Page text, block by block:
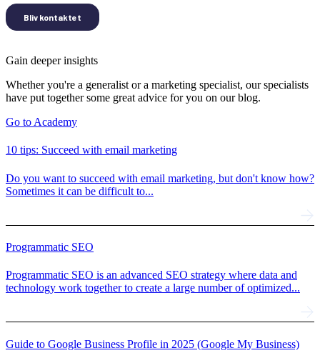
Gain deeper insights
Whether you're a generalist or a marketing specialist, our specialists
have put together some great advice for you on our blog.
Go to Academy
10 tips: Succeed with email marketing
Do you want to succeed with email marketing, but don't know how?
Sometimes it can be difficult to...
Programmatic SEO
Programmatic SEO is an advanced SEO strategy where data and
technology work together to create a large number of optimized...
Guide to Google Business Profile in 2025 (Google My Business)